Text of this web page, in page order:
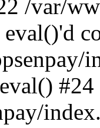
/var/
#24